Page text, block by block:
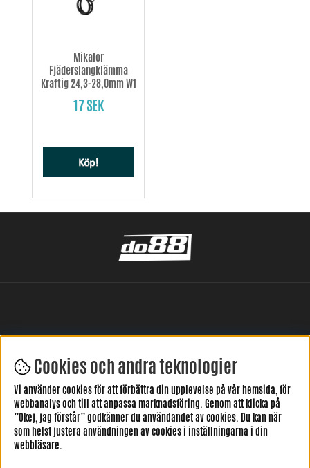
Mikalor
Fjäderslangklämma
Kraftig 24,3-28,0mm W1
17 SEK
Köp!
LÄMNA DIN RECENSION HÄR
Cookies och andra teknologier
Vi använder cookies för att förbättra din upplevelse på vår hemsida, för
webbanalys och till att anpassa marknadsföring. Genom att klicka på
”Okej, jag förstår” godkänner du användandet av cookies. Du kan när
som helst justera användningen av cookies i inställningarna i din
webbläsare.